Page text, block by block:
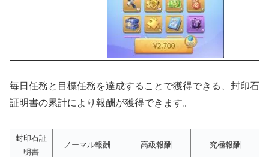
毎日任務と目標任務を達成することで獲得できる、封印石
証明書の累計により報酬が獲得できます。
封印石証
明書
ノーマル報酬 高級報酬 究極報酬